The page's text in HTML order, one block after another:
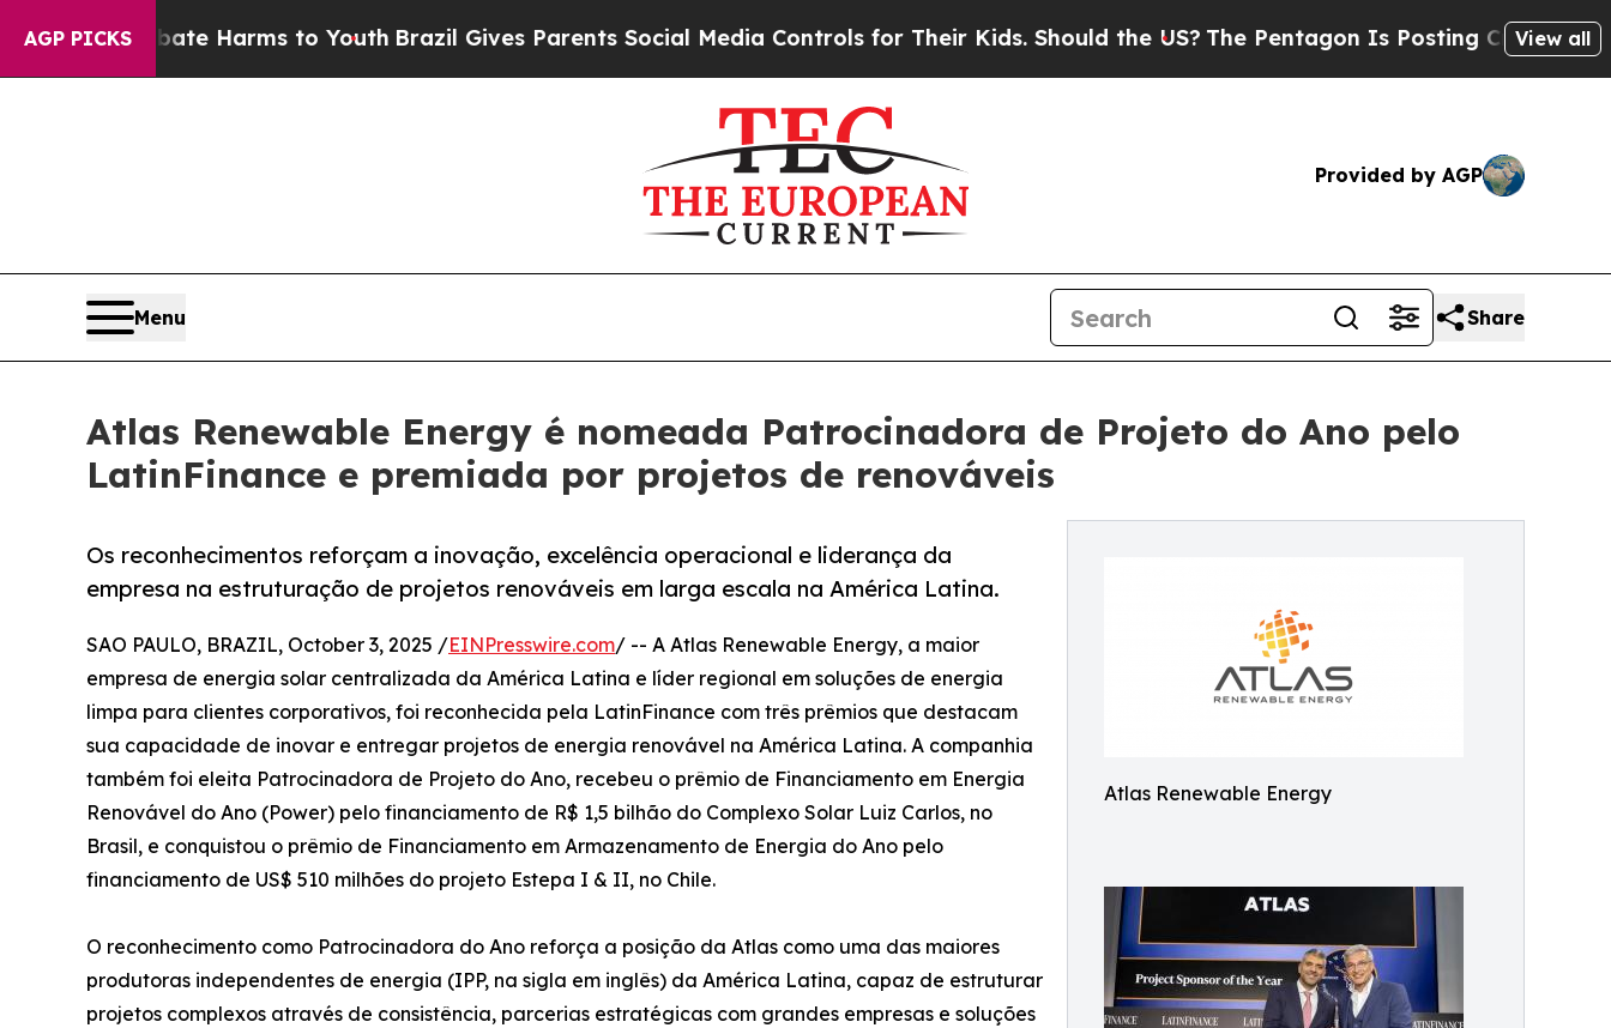
AGP PICKS
to Abate Harms to YouthBrazil Gives Parents Social Media Controls for Their Kids. Should the US? The Pentagon Is Posting Cryptic Biblical
View all
Provided by AGP
Menu Share
Atlas Renewable Energy é nomeada Patrocinadora de Projeto do Ano pelo
LatinFinance e premiada por projetos de renováveis
Atlas Renewable Energy
Os reconhecimentos reforçam a inovação, excelência operacional e liderança da
empresa na estruturação de projetos renováveis em larga escala na América Latina.
SAO PAULO, BRAZIL, October 3, 2025 /EINPresswire.com/ -- A Atlas Renewable Energy, a maior
empresa de energia solar centralizada da América Latina e líder regional em soluções de energia
limpa para clientes corporativos, foi reconhecida pela LatinFinance com três prêmios que destacam
sua capacidade de inovar e entregar projetos de energia renovável na América Latina. A companhia
também foi eleita Patrocinadora de Projeto do Ano, recebeu o prêmio de Financiamento em Energia
Renovável do Ano (Power) pelo financiamento de R$ 1,5 bilhão do Complexo Solar Luiz Carlos, no
Brasil, e conquistou o prêmio de Financiamento em Armazenamento de Energia do Ano pelo
financiamento de US$ 510 milhões do projeto Estepa I & II, no Chile.
O reconhecimento como Patrocinadora do Ano reforça a posição da Atlas como uma das maiores
produtoras independentes de energia (IPP, na sigla em inglês) da América Latina, capaz de estruturar
projetos complexos através de consistência, parcerias estratégicas com grandes empresas e soluções